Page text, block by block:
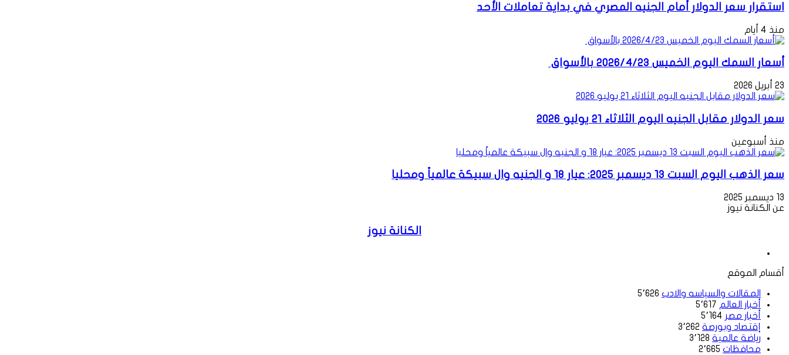
استقرار سعر الدولار أمام الجنيه المصري في بداية تعاملات الأحد
منذ 4 أيام
أسعار السمك اليوم الخميس 2026/4/23 بالأسواق
23 أبريل 2026
سعر الدولار مقابل الجنيه اليوم الثلاثاء 21 يوليو 2026
منذ أسبوعين
سعر الذهب اليوم السبت 13 ديسمبر 2025: عيار 18 و الجنيه وال سبيكة عالمياً ومحليا
13 ديسمبر 2025
عن الكنانة نيوز
الكنانة نيوز
أقسام الموقع
المقالات والسياسه والادب 5٬626
أخبار العالم 5٬617
أخبار مصر 5٬164
إقتصاد وبورصة 3٬262
رياضة عالمية 3٬128
محافظات 2٬665